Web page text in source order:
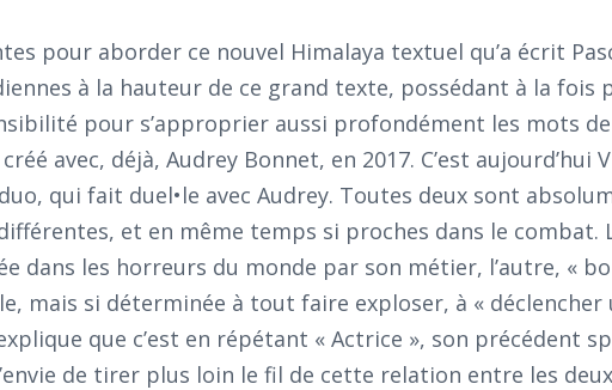
pour aborder ce nouvel Himalaya textuel qu’a écrit
à la hauteur de ce grand texte, possédant à la fois
pour s’approprier aussi profondément les mots
avec, déjà, Audrey Bonnet, en 2017. C’est aujourd’hui
qui fait duel•le avec Audrey. Toutes deux sont
et en même temps si proches dans le combat.
dans les horreurs du monde par son métier, l’autre, «
mais si déterminée à tout faire exploser, à « déclencher
que c’est en répétant « Actrice », son précédent
de tirer plus loin le fil de cette relation entre les deux